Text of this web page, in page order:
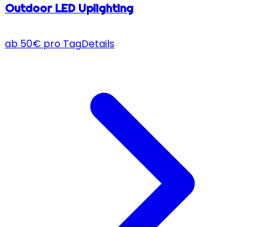
Outdoor LED Uplighting
ab 50€ pro TagDetails